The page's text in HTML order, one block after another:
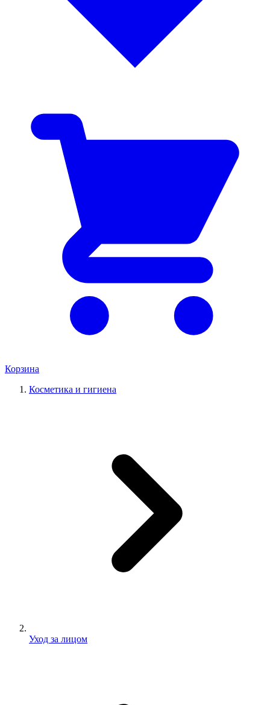
Корзина
Косметика и гигиена
Уход за лицом